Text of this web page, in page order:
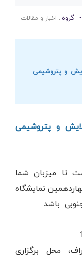
• گروه : اخبار و مقالات
و پتروشیمی
و پتروشیمی
تا میزبان شما
نمایشگاه
باشد.
محل برگزاری